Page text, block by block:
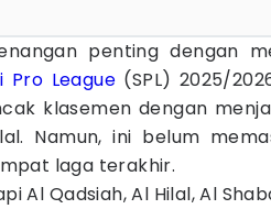
penting dengan
Pro League (SPL) 2025/
klasemen dengan
Namun, ini belum
laga terakhir.
Al Qadsiah, Al Hilal, Al